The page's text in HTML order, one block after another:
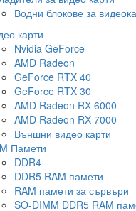
Водни блокове за
карти
Nvidia GeForce
AMD Radeon
GeForce RTX 40
GeForce RTX 30
AMD Radeon RX 6000
AMD Radeon RX 7000
Външни видео карти
Памети
DDR4
DDR5 RAM памети
RAM памети за сървъри
SO-DIMM DDR5 RAM